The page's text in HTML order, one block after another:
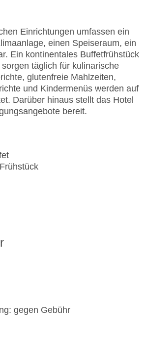
Hotel
1
1
Stockwerke: 8
Zimmer: 180
American Express, Diners Club,
4 Sterne
Einrichtungen umfassen ein
einen Speiseraum, ein
Ein kontinentales Buffetfrühstück
täglich für kulinarische
glutenfreie Mahlzeiten,
und Kindermenüs werden auf
Darüber hinaus stellt das Hotel
bereit.
gegen Gebühr